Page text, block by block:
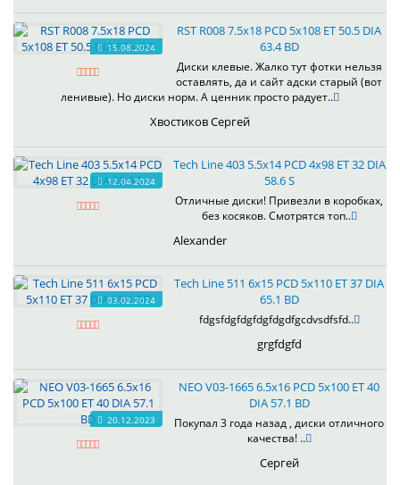
15.08.2024
RST R008 7.5x18 PCD 5x108 ET 50.5 DIA
63.4 BD
Диски клевые. Жалко тут фотки нельзя
оставлять, да и сайт адски старый (вот
ленивые). Но диски норм. А ценник просто радует..
Хвостиков Сергей
12.04.2024
Tech Line 403 5.5x14 PCD 4x98 ET 32 DIA
58.6 S
Отличные диски! Привезли в коробках,
без косяков. Смотрятся топ..
Alexander
03.02.2024
Tech Line 511 6x15 PCD 5x110 ET 37 DIA
65.1 BD
fdgsfdgfdgfdgfdgdfgcdvsdfsfd..
grgfdgfd
20.12.2023
NEO V03-1665 6.5x16 PCD 5x100 ET 40
DIA 57.1 BD
Покупал 3 года назад , диски отличного
качества! ..
Сергей